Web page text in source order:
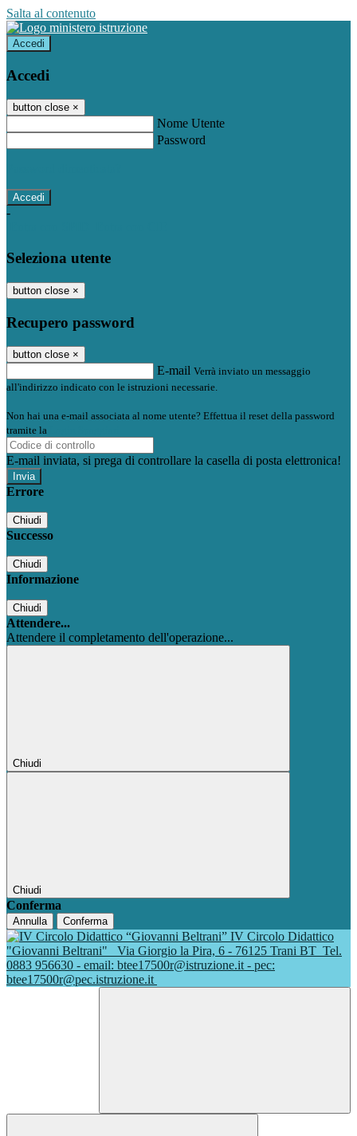
Salta al contenuto
Accedi
Accedi
button close ×
Nome Utente
Password
-
Seleziona utente
button close ×
Recupero password
button close ×
E-mail Verrà inviato un messaggio
all'indirizzo indicato con le istruzioni necessarie.
Non hai una e-mail associata al nome utente? Effettua il reset della password
tramite la
E-mail inviata, si prega di controllare la casella di posta elettronica!
Errore
Chiudi
Successo
Chiudi
Informazione
Chiudi
Attendere...
Attendere il completamento dell'operazione...
Chiudi
Chiudi
Conferma
Annulla Conferma
IV Circolo Didattico
"Giovanni Beltrani"
Via Giorgio la Pira, 6 - 76125 Trani BT Tel.
0883 956630 - email: btee17500r@istruzione.it - pec:
btee17500r@pec.istruzione.it